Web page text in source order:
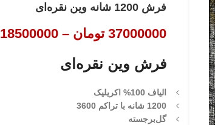
فرش 1200 شانه وین نقره‌ای
37000000 تومان –
18500000
فرش وین نقره‌ای
الیاف 100% اکریلیک
1200 شانه با تراکم 3600
گل‌برجسته